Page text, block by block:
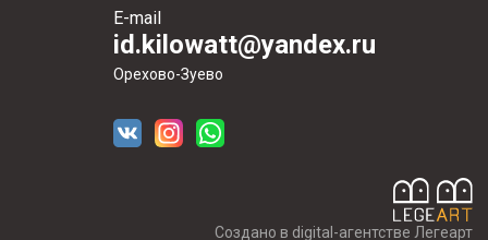
E-mail
id.kilowatt@yandex.ru
Орехово-Зуево
Создано в digital-агентстве Легеарт